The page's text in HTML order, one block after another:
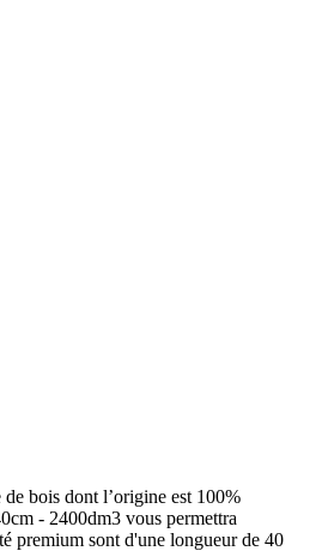
de bois dont l’origine est 100%
- 2400dm3 vous permettra
premium sont d'une longueur de 40